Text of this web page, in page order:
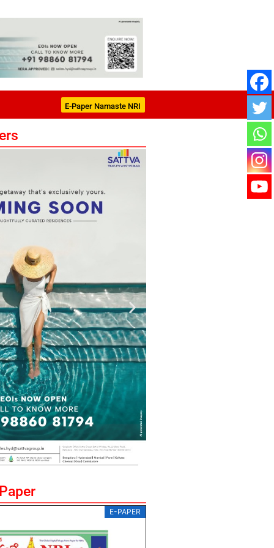
E-Paper Namaste NRI
E-PAPER